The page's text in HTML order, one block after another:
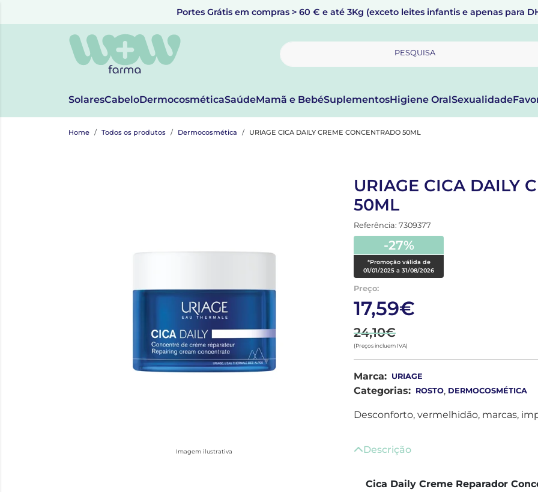
Portes Grátis em compras > 60 € e até 3Kg (exceto leites infantis e apenas para
PESQUISA
SolaresCabeloDermocosméticaSaúdeMamã e BebéSuplementosHigiene OralSexualidade
Home Todos os produtos Dermocosmética URIAGE CICA DAILY CREME CONCENTRADO 50ML
Imagem ilustrativa
URIAGE CICA DAILY
50ML
Referência: 7309377
-27%
*Promoção válida de
01/01/2025 a 31/08/2026
Preço:
17,59€
24,10€
(Preços incluem IVA)
Marca: URIAGE
Categorias: ROSTO, DERMOCOSMÉTICA
Desconforto, vermelhidão, marcas,
Descrição
Cica Daily Creme Reparador